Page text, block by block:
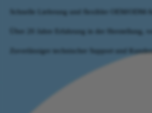
Schnelle Lieferung und flexibler OEM/ODM-
Über 20 Jahre Erfahrung in der Herstellung,
Zuverlässiger technischer Support und